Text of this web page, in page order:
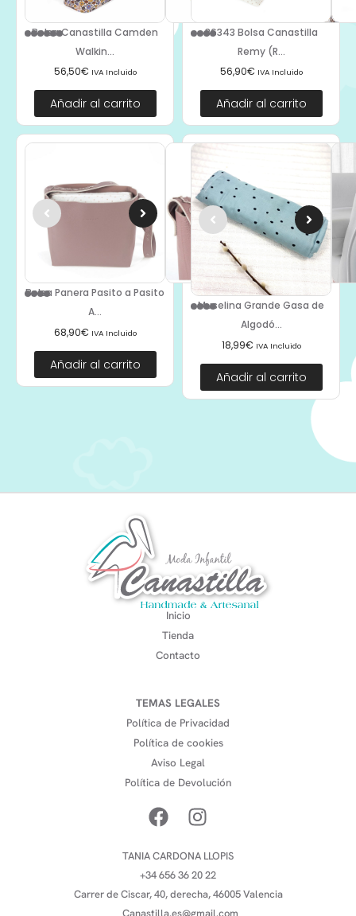
Bolsa Canastilla Camden
Walkin...
56,50€ IVA Incluido
Añadir al carrito
36343 Bolsa Canastilla
Remy (R...
56,90€ IVA Incluido
Añadir al carrito
Bolsa Panera Pasito a Pasito
A...
68,90€ IVA Incluido
Añadir al carrito
Muselina Grande Gasa de
Algodó...
18,99€ IVA Incluido
Añadir al carrito
Inicio
Tienda
Contacto
TEMAS LEGALES
Política de Privacidad
Política de cookies
Aviso Legal
Política de Devolución
TANIA CARDONA LLOPIS
+34 656 36 20 22
Carrer de Ciscar, 40, derecha, 46005 Valencia